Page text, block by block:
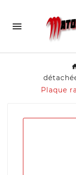

Plaque